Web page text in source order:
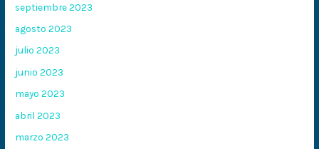
septiembre 2023
agosto 2023
julio 2023
junio 2023
mayo 2023
abril 2023
marzo 2023